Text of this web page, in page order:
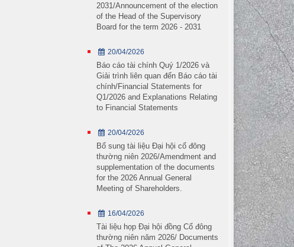
2031/Announcement of the election
of the Head of the Supervisory
Board for the term 2026 - 2031
20/04/2026
Báo cáo tài chính Quý 1/2026 và
Giải trình liên quan đến Báo cáo tài
chính/Financial Statements for
Q1/2026 and Explanations Relating
to Financial Statements
20/04/2026
Bổ sung tài liệu Đại hội cổ đông
thường niên 2026/Amendment and
supplementation of the documents
for the 2026 Annual General
Meeting of Shareholders.
16/04/2026
Tài liệu họp Đại hội đồng Cổ đông
thường niên năm 2026/ Documents
Dầm bê tông
Dầm chữ U
Cọc ống ly tâm
Cọc ván bê tông
Cọc vuông bê tông
Segment
Hồ sơ doanh nghiệp